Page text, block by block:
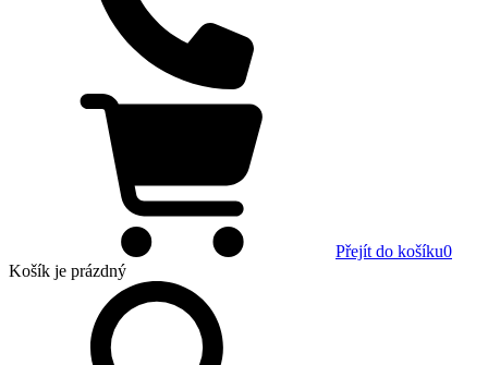
Přejít do košíku0
Košík je prázdný